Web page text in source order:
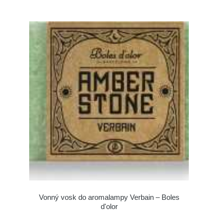
Vonný vosk do aromalampy Verbain – Boles
d'olor